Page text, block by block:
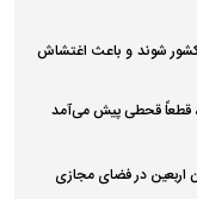
کشور شوند و باعث اغتشاش
قطعاً قحطی پیش می‌آمد
اربعین در فضای مجازی